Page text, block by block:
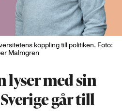
koppling till politiken. Foto:
Malmgren
lyser med sin
går till